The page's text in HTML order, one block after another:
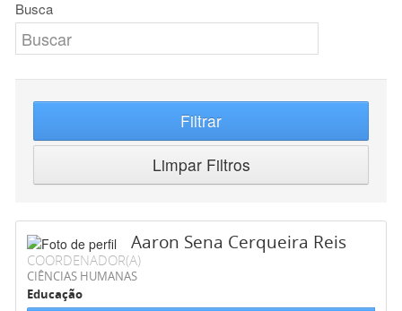
Busca
Filtrar
Limpar Filtros
Aaron Sena Cerqueira Reis
COORDENADOR(A)
CIÊNCIAS HUMANAS
Educação